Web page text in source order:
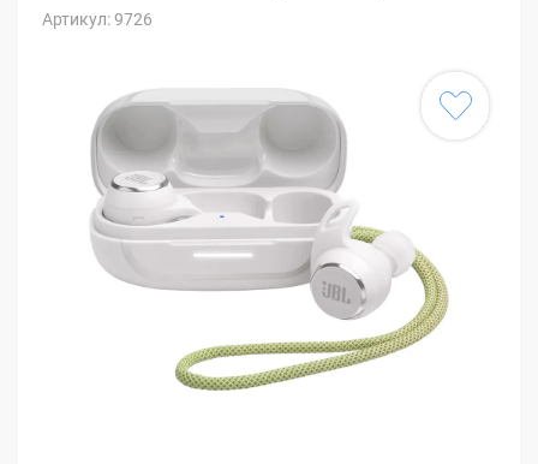
Артикул: 9726